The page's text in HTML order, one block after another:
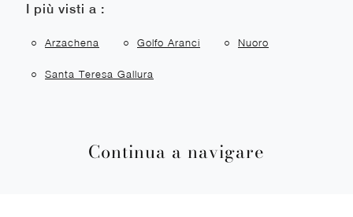
I più visti a :
Arzachena Golfo Aranci Nuoro
Santa Teresa Gallura
Continua a navigare